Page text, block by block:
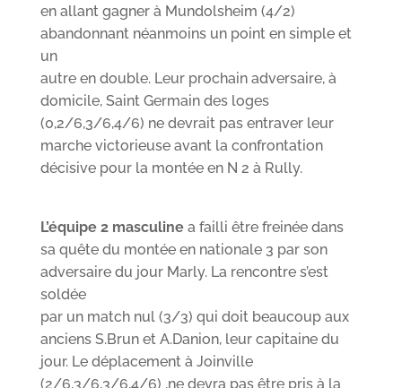
en allant gagner à Mundolsheim (4/2)
abandonnant néanmoins un point en simple et
un
autre en double. Leur prochain adversaire, à
domicile, Saint Germain des loges
(0,2/6,3/6,4/6) ne devrait pas entraver leur
marche victorieuse avant la confrontation
décisive pour la montée en N 2 à Rully.
L’équipe 2 masculinea failli être freinée dans
sa quête du montée en nationale 3 par son
adversaire du jour Marly. La rencontre s’est
soldée
par un match nul (3/3) qui doit beaucoup aux
anciens S.Brun et A.Danion, leur capitaine du
jour. Le déplacement à Joinville
(2/6,3/6,3/6,4/6) ,ne devra pas être pris à la